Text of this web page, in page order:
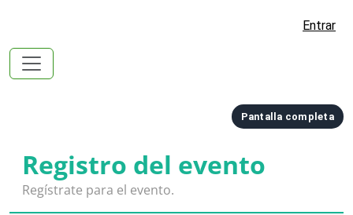
Entrar
Pantalla completa
Registro del evento
Regístrate para el evento.